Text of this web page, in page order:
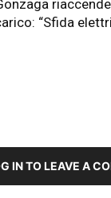
“Sfida
IN TO LEAVE A